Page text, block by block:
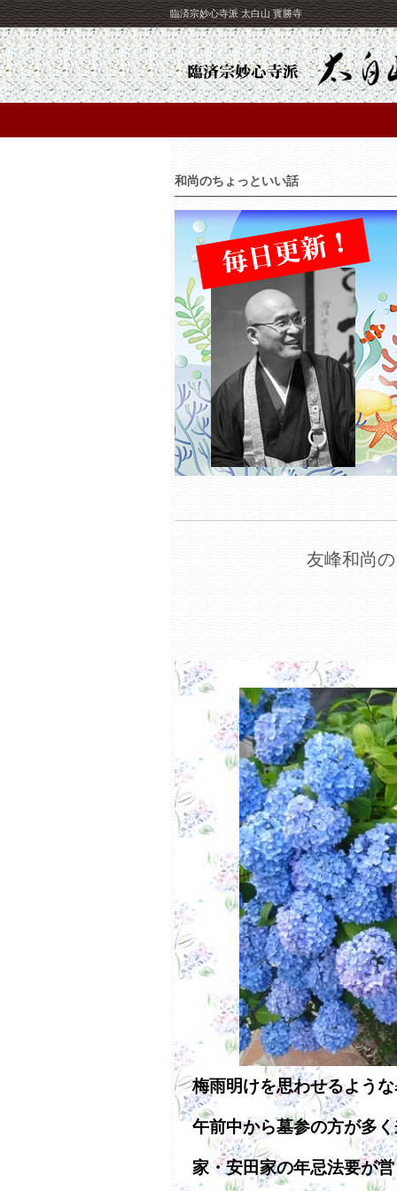
臨済宗妙心寺派 太白山 寳勝寺
和尚のちょっといい話
友峰和尚
梅雨明けを思わせるよう
午前中から墓参の方が多
家・安田家の年忌法要が